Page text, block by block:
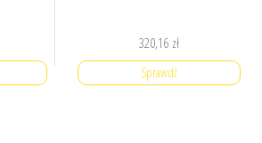
320,16 zł
Sprawdź